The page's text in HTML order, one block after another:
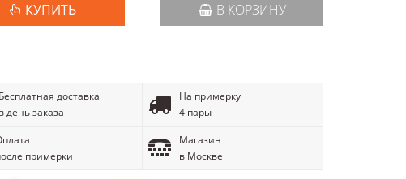
КУПИТЬ В КОРЗИНУ
Бесплатная доставка
в день заказа
На примерку
4 пары
примерки
Магазин
в Москве